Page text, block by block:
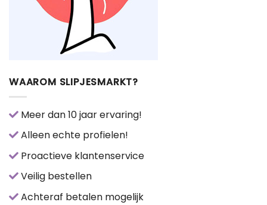
WAAROM SLIPJESMARKT?
Meer dan 10 jaar ervaring!
Alleen echte profielen!
Proactieve klantenservice
Veilig bestellen
Achteraf betalen mogelijk